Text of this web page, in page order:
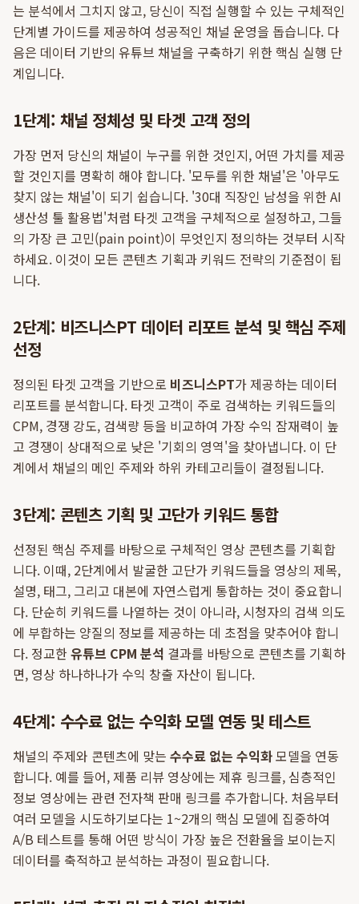
는 분석에서 그치지 않고, 당신이 직접 실행할 수 있는 구체적인
단계별 가이드를 제공하여 성공적인 채널 운영을 돕습니다. 다
음은 데이터 기반의 유튜브 채널을 구축하기 위한 핵심 실행 단
계입니다.
1단계: 채널 정체성 및 타겟 고객 정의
가장 먼저 당신의 채널이 누구를 위한 것인지, 어떤 가치를 제공
할 것인지를 명확히 해야 합니다. '모두를 위한 채널'은 '아무도
찾지 않는 채널'이 되기 쉽습니다. '30대 직장인 남성을 위한 AI
생산성 툴 활용법'처럼 타겟 고객을 구체적으로 설정하고, 그들
의 가장 큰 고민(pain point)이 무엇인지 정의하는 것부터 시작
하세요. 이것이 모든 콘텐츠 기획과 키워드 전략의 기준점이 됩
니다.
2단계: 비즈니스PT 데이터 리포트 분석 및 핵심 주제
선정
정의된 타겟 고객을 기반으로 비즈니스PT가 제공하는 데이터
리포트를 분석합니다. 타겟 고객이 주로 검색하는 키워드들의
CPM, 경쟁 강도, 검색량 등을 비교하여 가장 수익 잠재력이 높
고 경쟁이 상대적으로 낮은 '기회의 영역'을 찾아냅니다. 이 단
계에서 채널의 메인 주제와 하위 카테고리들이 결정됩니다.
3단계: 콘텐츠 기획 및 고단가 키워드 통합
선정된 핵심 주제를 바탕으로 구체적인 영상 콘텐츠를 기획합
니다. 이때, 2단계에서 발굴한 고단가 키워드들을 영상의 제목,
설명, 태그, 그리고 대본에 자연스럽게 통합하는 것이 중요합니
다. 단순히 키워드를 나열하는 것이 아니라, 시청자의 검색 의도
에 부합하는 양질의 정보를 제공하는 데 초점을 맞추어야 합니
다. 정교한유튜브 CPM 분석 결과를 바탕으로 콘텐츠를 기획하
면, 영상 하나하나가 수익 창출 자산이 됩니다.
4단계: 수수료 없는 수익화 모델 연동 및 테스트
채널의 주제와 콘텐츠에 맞는 수수료 없는 수익화모델을 연동
합니다. 예를 들어, 제품 리뷰 영상에는 제휴 링크를, 심층적인
정보 영상에는 관련 전자책 판매 링크를 추가합니다. 처음부터
여러 모델을 시도하기보다는 1~2개의 핵심 모델에 집중하여
A/B 테스트를 통해 어떤 방식이 가장 높은 전환율을 보이는지
데이터를 축적하고 분석하는 과정이 필요합니다.